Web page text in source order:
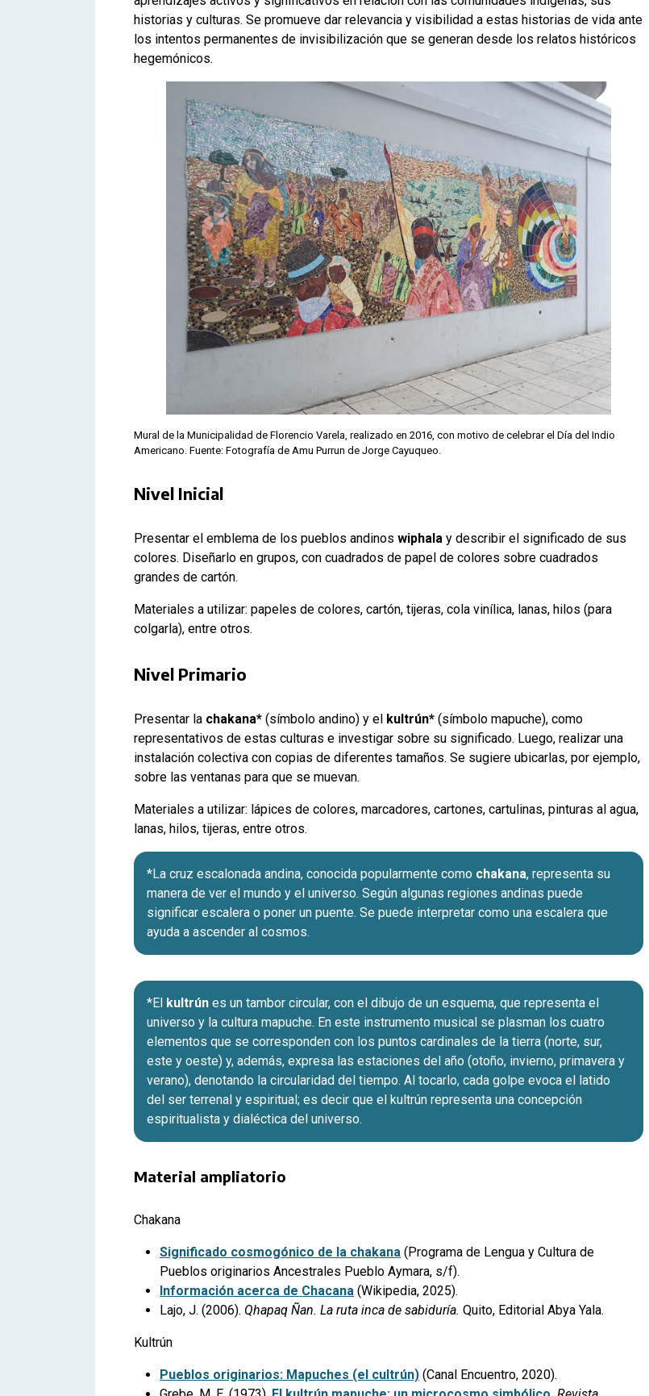
historias y culturas. Se promueve dar relevancia y visibilidad a estas historias de vida ante
los intentos permanentes de invisibilización que se generan desde los relatos históricos
hegemónicos.
Mural de la Municipalidad de Florencio Varela, realizado en 2016, con motivo de celebrar el Día del Indio
Americano. Fuente: Fotografía de Amu Purrun de Jorge Cayuqueo.
Nivel Inicial
Presentar el emblema de los pueblos andinos wiphala y describir el significado de sus
colores. Diseñarlo en grupos, con cuadrados de papel de colores sobre cuadrados
grandes de cartón.
Materiales a utilizar: papeles de colores, cartón, tijeras, cola vinílica, lanas, hilos (para
colgarla), entre otros.
Nivel Primario
Presentar la chakana* (símbolo andino) y el kultrún* (símbolo mapuche), como
representativos de estas culturas e investigar sobre su significado. Luego, realizar una
instalación colectiva con copias de diferentes tamaños. Se sugiere ubicarlas, por ejemplo,
sobre las ventanas para que se muevan.
Materiales a utilizar: lápices de colores, marcadores, cartones, cartulinas, pinturas al agua,
lanas, hilos, tijeras, entre otros.
*La cruz escalonada andina, conocida popularmente como chakana, representa su
manera de ver el mundo y el universo. Según algunas regiones andinas puede
significar escalera o poner un puente. Se puede interpretar como una escalera que
ayuda a ascender al cosmos.
*El kultrún es un tambor circular, con el dibujo de un esquema, que representa el
universo y la cultura mapuche. En este instrumento musical se plasman los cuatro
elementos que se corresponden con los puntos cardinales de la tierra (norte, sur,
este y oeste) y, además, expresa las estaciones del año (otoño, invierno, primavera y
verano), denotando la circularidad del tiempo. Al tocarlo, cada golpe evoca el latido
del ser terrenal y espiritual; es decir que el kultrún representa una concepción
espiritualista y dialéctica del universo.
Material ampliatorio
Chakana
Significado cosmogónico de la chakana (Programa de Lengua y Cultura de
Pueblos originarios Ancestrales Pueblo Aymara, s/f).
Información acerca de Chacana (Wikipedia, 2025).
Lajo, J. (2006). Qhapaq Ñan. La ruta inca de sabiduría. Quito, Editorial Abya Yala.
Kultrún
Pueblos originarios: Mapuches (el cultrún) (Canal Encuentro, 2020).